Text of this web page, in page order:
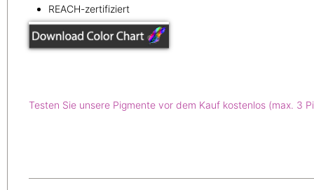
REACH-zertifiziert
Testen Sie unsere Pigmente vor dem Kauf kostenlos (max. 3